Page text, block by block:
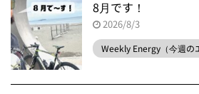
8月です！
2026/8/3
Weekly Energy（今週の